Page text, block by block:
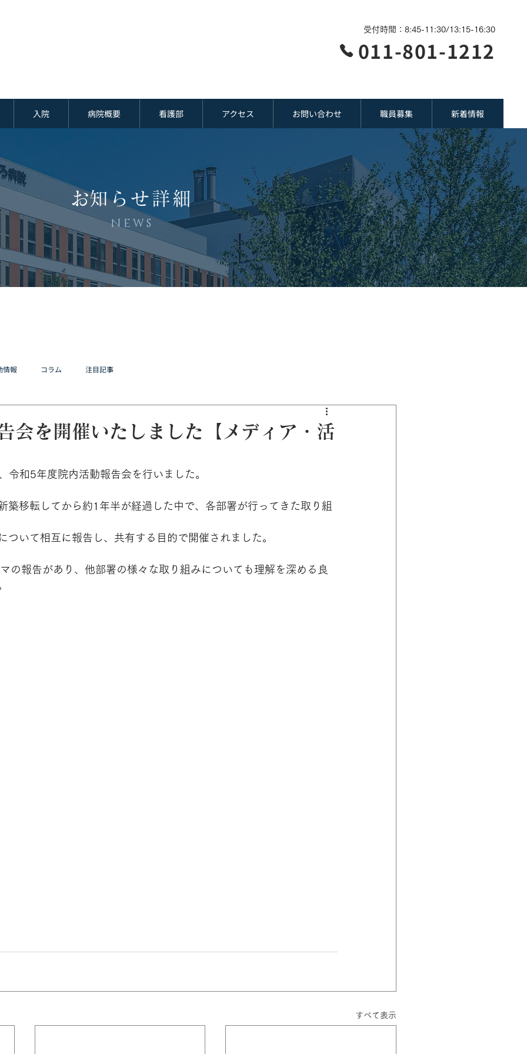
受付時間：8:45-11:30/13:15-16:30
011-801-1212
入院 病院概要 看護部 アクセス お問い合わせ 職員募集 新着情報
​お知らせ詳細
NEWS
情報 コラム 注目記事
会を開催いたしました【メディア・活
和5年度院内活動報告会を行いました。
築移転してから約1年半が経過した中で、各部署が行ってきた取り組
ついて相互に報告し、共有する目的で開催されました。
の報告があり、他部署の様々な取り組みについても理解を深める良
すべて表示